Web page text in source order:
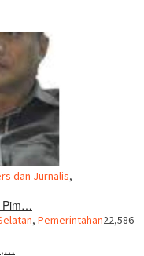
dan Jurnalis,
Pim…
, Pemerintahan22,586